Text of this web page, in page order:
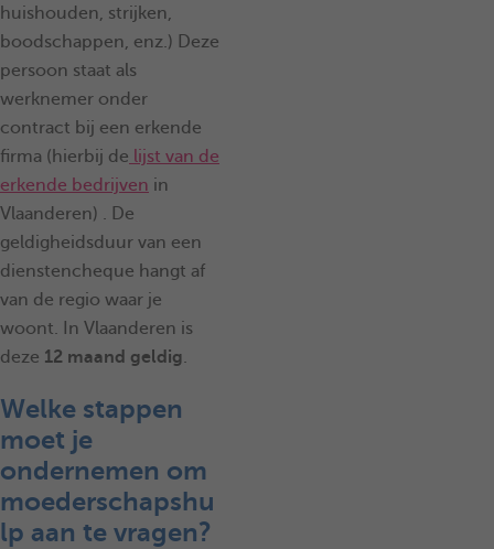
huishouden, strijken,
boodschappen, enz.) Deze
persoon staat als
werknemer onder
contract bij een erkende
firma (hierbij de lijst van de
erkende bedrijven in
Vlaanderen) . De
geldigheidsduur van een
dienstencheque hangt af
van de regio waar je
woont. In Vlaanderen is
deze 12 maand geldig.
Welke stappen
moet je
ondernemen om
moederschapshu
lp aan te vragen?